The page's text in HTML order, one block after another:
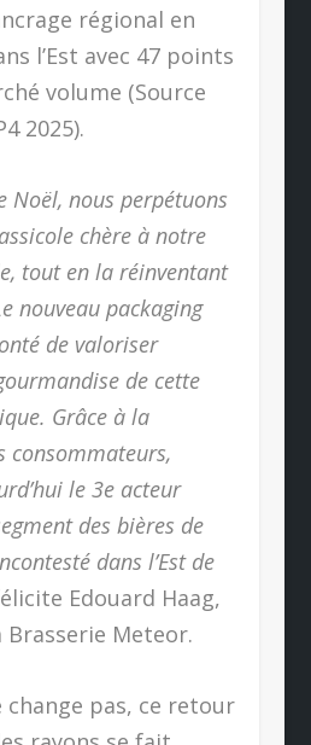
régional en
l’Est avec 47 points
volume (Source
2025).
Noël, nous perpétuons
chère à notre
tout en la réinventant
nouveau packaging
de valoriser
de cette
Grâce à la
consommateurs,
le 3e acteur
des bières de
dans l’Est de
Edouard Haag,
Brasserie Meteor.
change pas, ce retour